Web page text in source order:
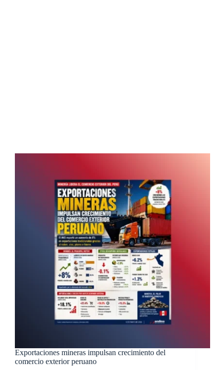
Exportaciones mineras impulsan crecimiento del
comercio exterior peruano